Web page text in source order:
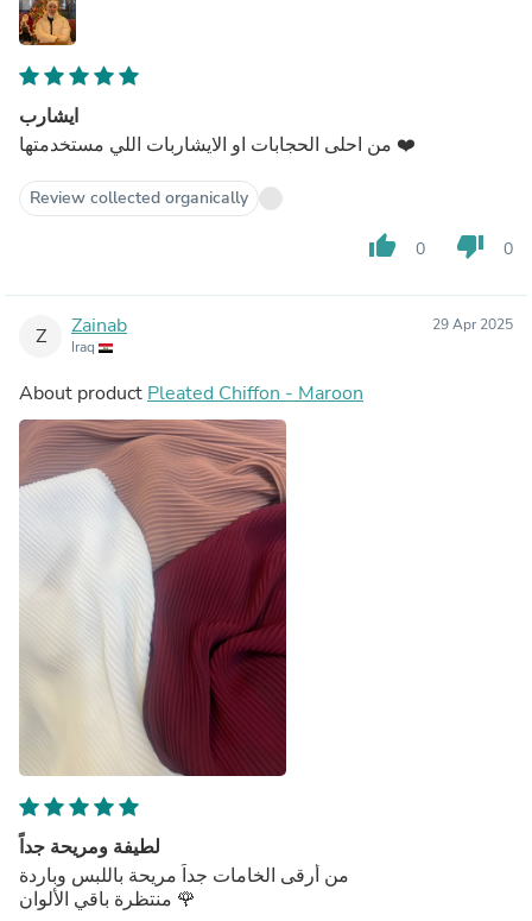
ايشارب
من احلى الحجابات او الايشاربات اللي مستخدمتها ❤️
Review collected organically
thumb_up 0 thumb_down 0
Z Zainab
Iraq
29 Apr 2025
About product Pleated Chiffon - Maroon
لطيفة ومريحة جداً
منتظرة باقي الألوان 🌹